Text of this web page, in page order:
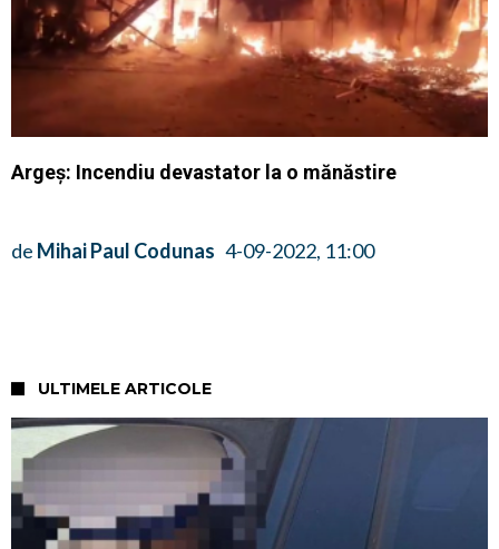
Argeș: Incendiu devastator la o mănăstire
de Mihai Paul Codunas 4-09-2022, 11:00
ULTIMELE ARTICOLE